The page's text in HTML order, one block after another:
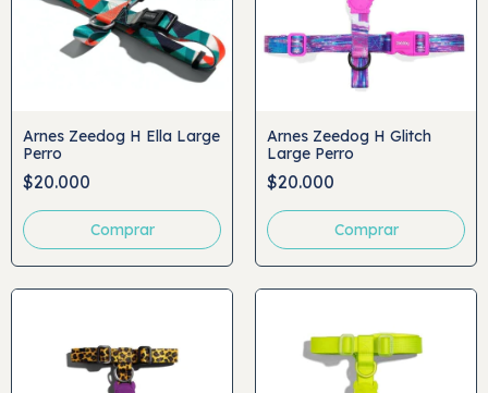
Arnes Zeedog H Ella Large
Perro
$20.000
Arnes Zeedog H Glitch
Large Perro
$20.000